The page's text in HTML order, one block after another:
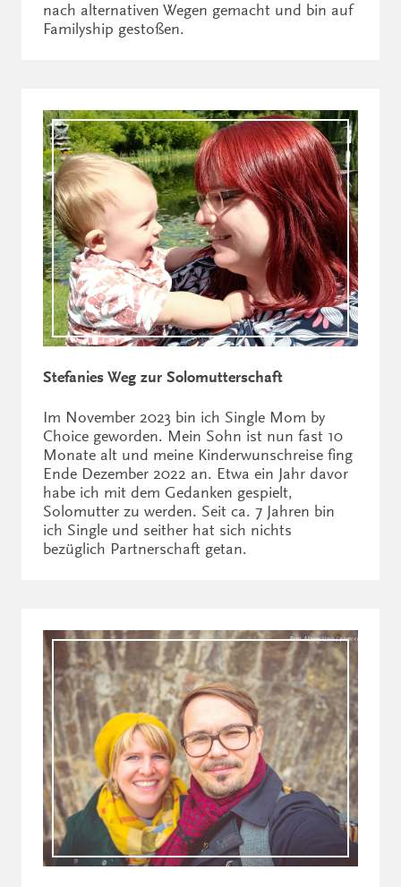
nach alternativen Wegen gemacht und bin auf
Familyship gestoßen.
Stefanies Weg zur Solomutterschaft
Im November 2023 bin ich Single Mom by
Choice geworden. Mein Sohn ist nun fast 10
Monate alt und meine Kinderwunschreise fing
Ende Dezember 2022 an. Etwa ein Jahr davor
habe ich mit dem Gedanken gespielt,
Solomutter zu werden. Seit ca. 7 Jahren bin
ich Single und seither hat sich nichts
bezüglich Partnerschaft getan.